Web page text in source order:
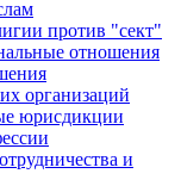
против "сект"
отношения
организаций
юрисдикции
и